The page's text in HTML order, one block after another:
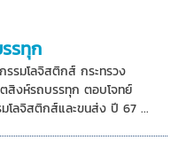
รทุก
รมโลจิสติกส์ กระทรวง
สิงห์รถบรรทุก ตอบโจทย์
โลจิสติกส์และขนส่ง ปี 67 ...